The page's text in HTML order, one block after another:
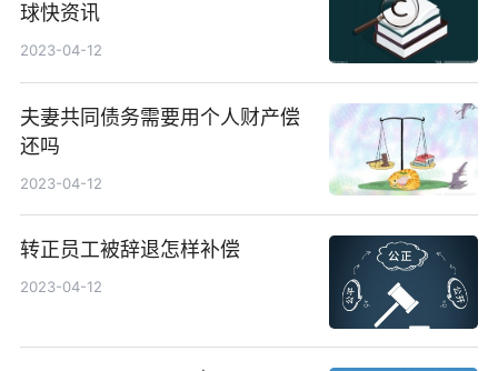
球快资讯
2023-04-12
夫妻共同债务需要用个人财产偿
还吗
2023-04-12
转正员工被辞退怎样补偿
2023-04-12